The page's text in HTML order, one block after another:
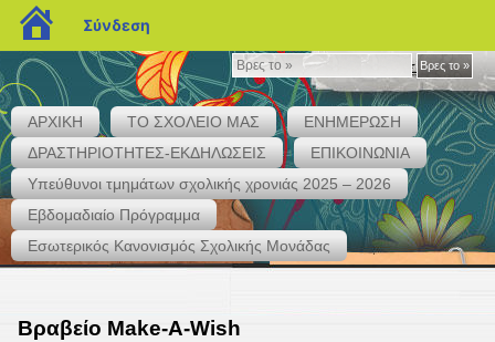
Βρες
το
»
Βρες το »
ΑΡΧΙΚΗ ΤΟ ΣΧΟΛΕΙΟ ΜΑΣ
ΕΝΗΜΕΡΩΣΗ
ΔΡΑΣΤΗΡΙΟΤΗΤΕΣ-ΕΚΔΗΛΩΣΕΙΣ
ΕΠΙΚΟΙΝΩΝΙΑ
Υπεύθυνοι τμημάτων σχολικής χρονιάς 2025 – 2026
Εβδομαδιαίο Πρόγραμμα
Εσωτερικός Κανονισμός Σχολικής Μονάδας
1ο ΓΥΜΝΑΣΙΟ ΚΟΡΙΝΘΟΥ
Βραβείο Μake-A-Wish
blogs.sch.gr
Σύνδεση